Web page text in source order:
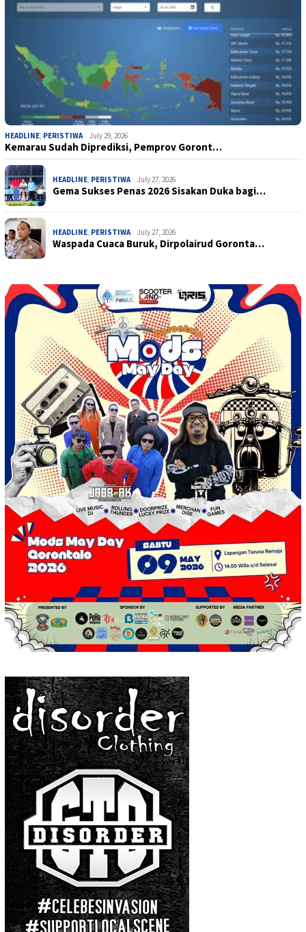
HEADLINE, PERISTIWA July 29, 2026
Kemarau Sudah Diprediksi, Pemprov Goront…
HEADLINE, PERISTIWA July 27, 2026
Gema Sukses Penas 2026 Sisakan Duka bagi…
HEADLINE, PERISTIWA July 27, 2026
Waspada Cuaca Buruk, Dirpolairud Goronta…